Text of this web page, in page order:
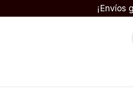
¡Envíos